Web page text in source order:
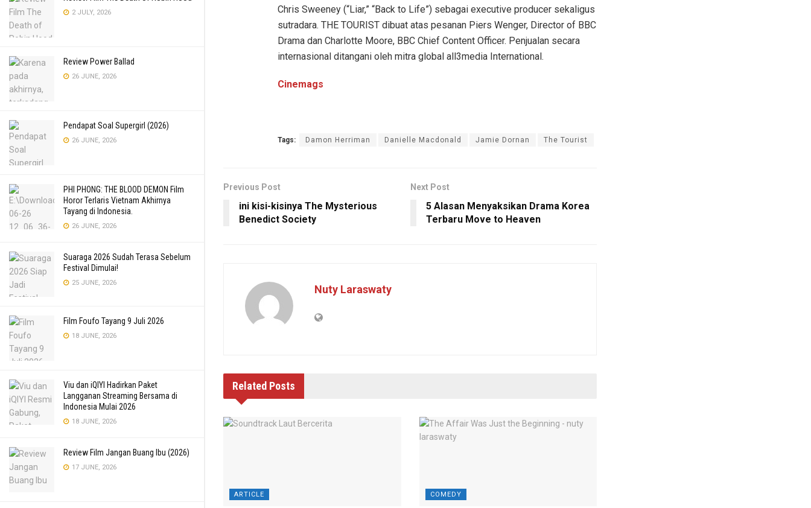
2 JULY, 2026
Review Power Ballad
26 JUNE, 2026
Pendapat Soal Supergirl (2026)
26 JUNE, 2026
PHI PHONG: THE BLOOD DEMON Film
Horor Terlaris Vietnam Akhirnya
Tayang di Indonesia.
26 JUNE, 2026
Suaraga 2026 Sudah Terasa Sebelum
Festival Dimulai!
25 JUNE, 2026
Film Foufo Tayang 9 Juli 2026
18 JUNE, 2026
Viu dan iQIYI Hadirkan Paket
Langganan Streaming Bersama di
Indonesia Mulai 2026
18 JUNE, 2026
Review Film Jangan Buang Ibu (2026)
17 JUNE, 2026
Chris Sweeney (“Liar,” “Back to Life”) sebagai executive producer sekaligus
sutradara. THE TOURIST dibuat atas pesanan Piers Wenger, Director of BBC
Drama dan Charlotte Moore, BBC Chief Content Officer. Penjualan secara
internasional ditangani oleh mitra global all3media International.
Cinemags
Tags: Damon Herriman Danielle Macdonald Jamie Dornan The Tourist
Previous Post
ini kisi-kisinya The Mysterious
Benedict Society
Next Post
5 Alasan Menyaksikan Drama Korea
Terbaru Move to Heaven
Nuty Laraswaty
Related Posts
ARTICLE COMEDY